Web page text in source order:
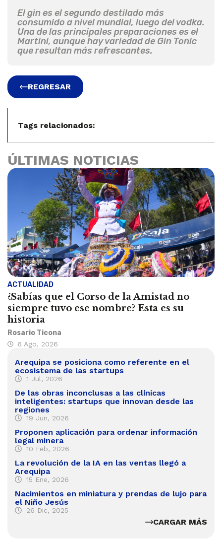
El gin es el segundo destilado más
consumido a nivel mundial, luego del vodka.
Una de las principales preparaciones es el
Martini, aunque hay variedad de Gin Tonic
que resultan más refrescantes.
REGRESAR
Tags relacionados:
ÚLTIMAS NOTICIAS
ACTUALIDAD
¿Sabías que el Corso de la Amistad no
siempre tuvo ese nombre? Esta es su
historia
Rosario Ticona
6 Ago, 2026
Arequipa se posiciona como referente en el
ecosistema de las startups
1 Jul, 2026
De las obras inconclusas a las clínicas
inteligentes: startups que innovan desde las
regiones
19 Jun, 2026
Proponen aplicación para ordenar información
legal minera
10 Feb, 2026
La revolución de la IA en las ventas llegó a
Arequipa
15 Ene, 2026
Nacimientos en miniatura y prendas de lujo para
el Niño Jesús
26 Dic, 2025
CARGAR MÁS